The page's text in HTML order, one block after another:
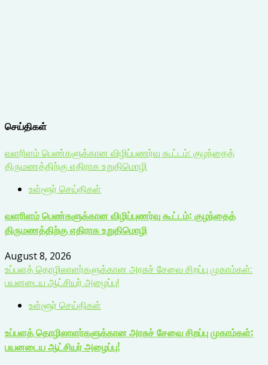
செய்திகள்
வளரிளம் பெண்களுக்கான விழிப்புணர்வு கூட்டம்: குழந்தைத்
திருமணத்திற்கு எதிராக உறுதிமொழி
உள்ளூர் செய்திகள்
வளரிளம் பெண்களுக்கான விழிப்புணர்வு கூட்டம்: குழந்தைத்
திருமணத்திற்கு எதிராக உறுதிமொழி
August 8, 2026
உப்பளத் தொழிலாளர்களுக்கான அரசுச் சேவை சிறப்பு முகாம்கள்:
பயனடைய ஆட்சியர் அழைப்பு!
உள்ளூர் செய்திகள்
உப்பளத் தொழிலாளர்களுக்கான அரசுச் சேவை சிறப்பு முகாம்கள்:
பயனடைய ஆட்சியர் அழைப்பு!